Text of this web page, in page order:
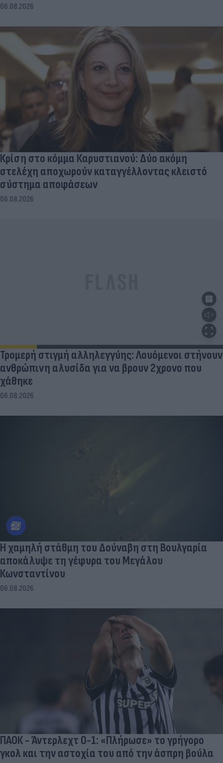
06.08.2026
Κρίση στο κόμμα Καρυστιανού: Δύο ακόμη
στελέχη αποχωρούν καταγγέλλοντας κλειστό
σύστημα αποφάσεων
06.08.2026
Τρομερή στιγμή αλληλεγγύης: Λουόμενοι στήνουν
ανθρώπινη αλυσίδα για να βρουν 2χρονο που
χάθηκε
06.08.2026
Η χαμηλή στάθμη του Δούναβη στη Βουλγαρία
αποκάλυψε τη γέφυρα του Μεγάλου
Κωνσταντίνου
06.08.2026
ΠΑΟΚ - Άντερλεχτ 0-1: «Πλήρωσε» το γρήγορο
γκολ και την αστοχία του από την άσπρη βούλα